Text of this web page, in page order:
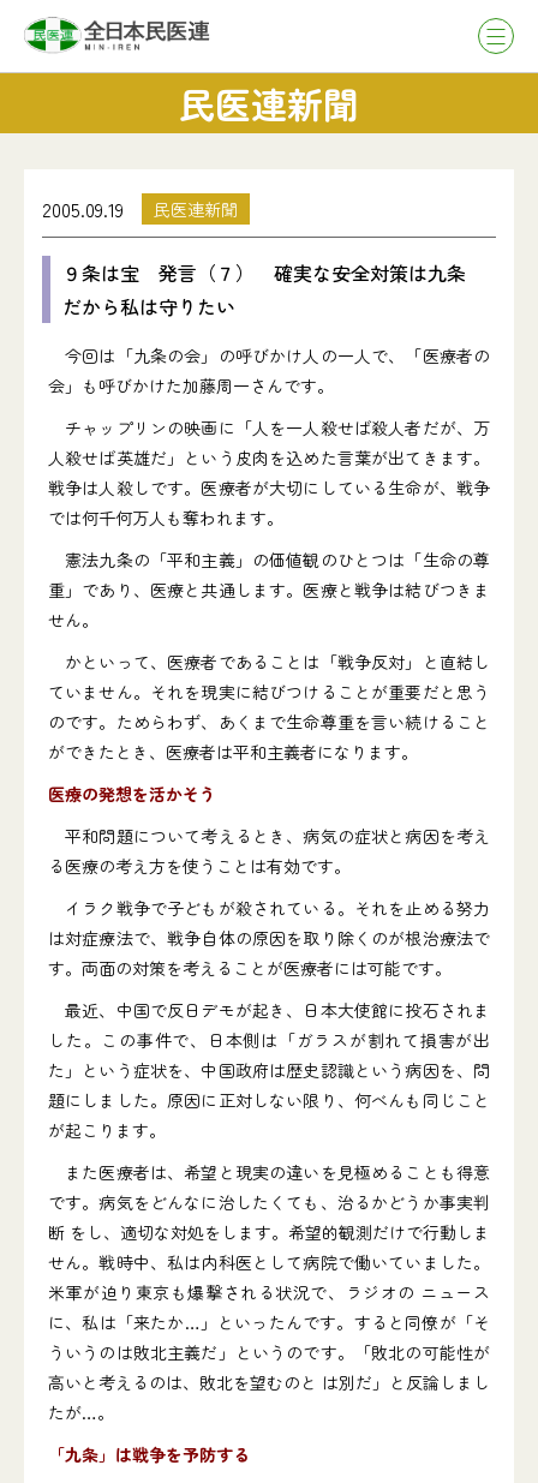
民医連新聞
2005.09.19 民医連新聞
９条は宝 発言（７） 確実な安全対策は九条
だから私は守りたい
今回は「九条の会」の呼びかけ人の一人で、「医療者の
会」も呼びかけた加藤周一さんです。
チャップリンの映画に「人を一人殺せば殺人者だが、万
人殺せば英雄だ」という皮肉を込めた言葉が出てきます。
戦争は人殺しです。医療者が大切にしている生命が、戦争
では何千何万人も奪われます。
憲法九条の「平和主義」の価値観のひとつは「生命の尊
重」であり、医療と共通します。医療と戦争は結びつきま
せん。
かといって、医療者であることは「戦争反対」と直結し
ていません。それを現実に結びつけることが重要だと思う
のです。ためらわず、あくまで生命尊重を言い続けること
ができたとき、医療者は平和主義者になります。
医療の発想を活かそう
平和問題について考えるとき、病気の症状と病因を考え
る医療の考え方を使うことは有効です。
イラク戦争で子どもが殺されている。それを止める努力
は対症療法で、戦争自体の原因を取り除くのが根治療法で
す。両面の対策を考えることが医療者には可能です。
最近、中国で反日デモが起き、日本大使館に投石されま
した。この事件で、日本側は「ガラスが割れて損害が出
た」という症状を、中国政府は歴史認識という病因を、問
題にしました。原因に正対しない限り、何べんも同じこと
が起こります。
また医療者は、希望と現実の違いを見極めることも得意
です。病気をどんなに治したくても、治るかどうか事実判
断 をし、適切な対処をします。希望的観測だけで行動しま
せん。戦時中、私は内科医として病院で働いていました。
米軍が迫り東京も爆撃される状況で、ラジオの ニュース
に、私は「来たか…」といったんです。すると同僚が「そ
ういうのは敗北主義だ」というのです。「敗北の可能性が
高いと考えるのは、敗北を望むのと は別だ」と反論しまし
たが…。
「九条」は戦争を予防する